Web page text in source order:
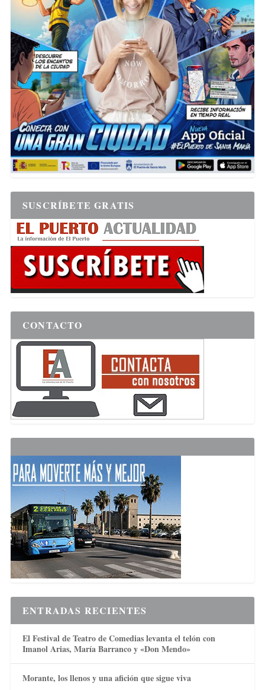
SUSCRÍBETE GRATIS
CONTACTO
ENTRADAS RECIENTES
El Festival de Teatro de Comedias levanta el telón con
Imanol Arias, María Barranco y «Don Mendo»
Morante, los llenos y una afición que sigue viva